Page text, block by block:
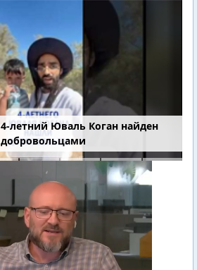
4-летний Юваль Коган найден
добровольцами